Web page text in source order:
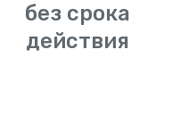
без срока
действия